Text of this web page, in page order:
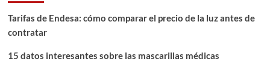
Tarifas de Endesa: cómo comparar el precio de la luz antes de
contratar
15 datos interesantes sobre las mascarillas médicas